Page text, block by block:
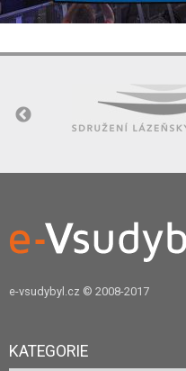
e-vsudybyl.cz © 2008-2017
KATEGORIE